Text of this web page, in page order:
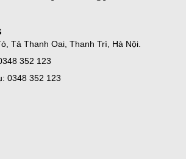
Tả Thanh Oai, Thanh Trì, Hà Nội.
352 123
0348 352 123